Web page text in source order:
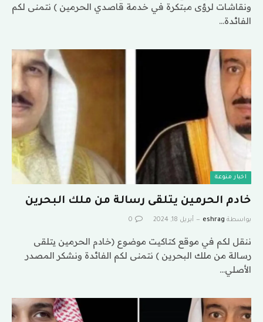
ونقاشات لرؤى مبتكرة في خدمة قاصدي الحرمين ) نتمنى لكم
الفائدة…
اخبار منوعة
خادم الحرمين يتلقى رسالة من ملك البحرين
بواسطة eshrag أبريل 18, 2024 0
ننقل لكم في موقع كتاكيت موضوع (خادم الحرمين يتلقى
رسالة من ملك البحرين ) نتمنى لكم الفائدة ونشكر المصدر
الأصلي…